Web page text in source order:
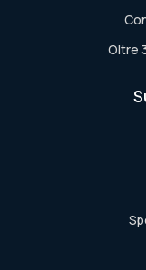
Oltre